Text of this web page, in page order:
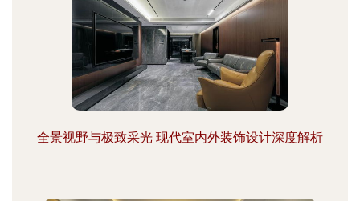
全景视野与极致采光 现代室内外装饰设计深度解析